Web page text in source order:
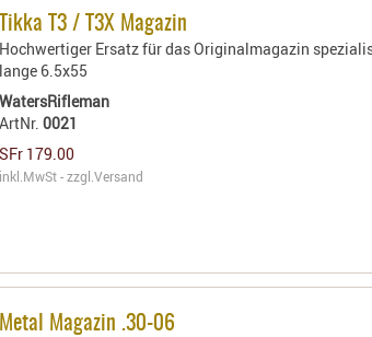
Tikka T3 / T3X Magazin
Hochwertiger Ersatz für das Originalmagazin
lange 6.5x55
WatersRifleman
ArtNr.0021
SFr 179.00
inkl.MwSt - zzgl.Versand
Metal Magazin .30-06